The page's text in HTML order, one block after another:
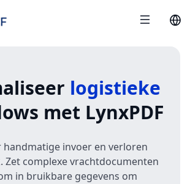
logistieke
met LynxPDF
handmatige invoer en verloren
Zet complexe vrachtdocumenten
in bruikbare gegevens om